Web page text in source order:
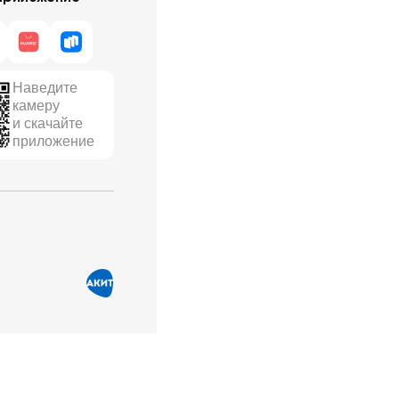
Наведите
камеру
и скачайте
приложение